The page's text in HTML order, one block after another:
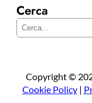
Cerca
Copyright ©
Cookie Policy|